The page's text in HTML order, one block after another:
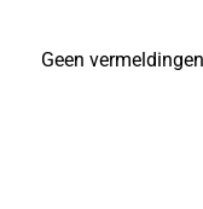
Geen